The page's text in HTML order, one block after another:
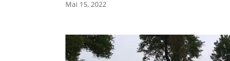
Mai 15, 2022